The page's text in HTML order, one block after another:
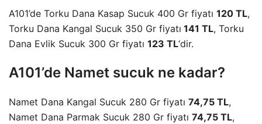
A101’de Torku Dana Kasap Sucuk 400 Gr fiyatı 120 TL,
Torku Dana Kangal Sucuk 350 Gr fiyatı 141 TL, Torku
Dana Evlik Sucuk 300 Gr fiyatı 123 TL‘dir.
A101’de Namet sucuk ne kadar?
Namet Dana Kangal Sucuk 280 Gr fiyatı 74,75 TL,
Namet Dana Parmak Sucuk 280 Gr fiyatı 74,75 TL,